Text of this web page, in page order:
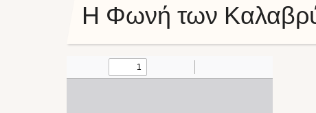
Η Φωνή των